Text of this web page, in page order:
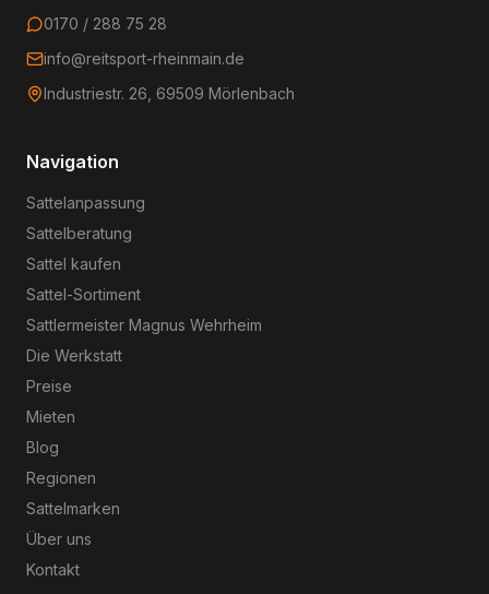
0170 / 288 75 28
info@reitsport-rheinmain.de
Industriestr. 26, 69509 Mörlenbach
Navigation
Sattelanpassung
Sattelberatung
Sattel kaufen
Sattel-Sortiment
Sattlermeister Magnus Wehrheim
Die Werkstatt
Preise
Mieten
Blog
Regionen
Sattelmarken
Über uns
Kontakt